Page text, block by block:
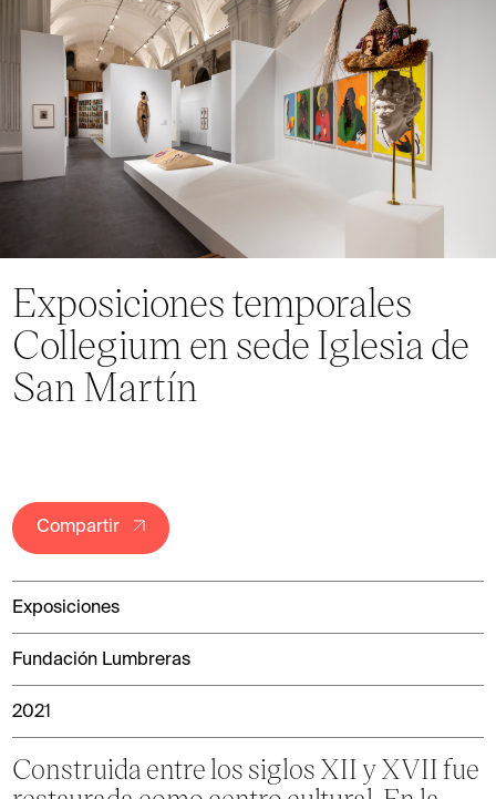
Exposiciones temporales
Collegium en sede Iglesia de
San Martín
Compartir
Exposiciones
Fundación Lumbreras
2021
Construida entre los siglos XII y XVII fue